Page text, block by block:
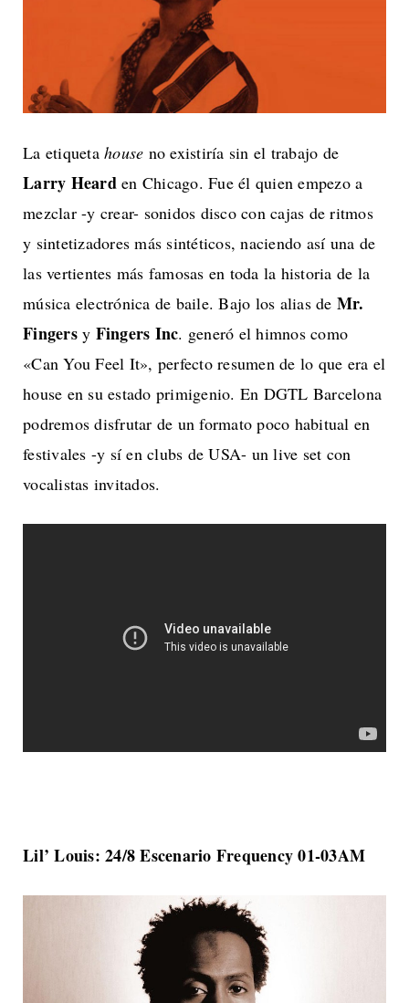
La etiqueta house no existiría sin el trabajo de
Larry Heard en Chicago. Fue él quien empezo a
mezclar -y crear- sonidos disco con cajas de ritmos
y sintetizadores más sintéticos, naciendo así una de
las vertientes más famosas en toda la historia de la
música electrónica de baile. Bajo los alias de Mr.
Fingersy Fingers Inc. generó el himnos como
«Can You Feel It», perfecto resumen de lo que era el
house en su estado primigenio. En DGTL Barcelona
podremos disfrutar de un formato poco habitual en
festivales -y sí en clubs de USA- un live set con
vocalistas invitados.
Lil’ Louis: 24/8 Escenario Frequency 01-03AM